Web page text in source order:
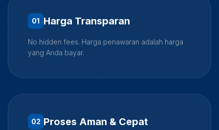
01 Harga Transparan
No hidden fees. Harga penawaran adalah harga
yang Anda bayar.
02 Proses Aman & Cepat